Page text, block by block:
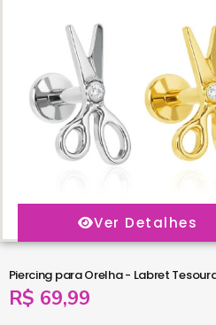
Ver Detalhes
R$ 69,99